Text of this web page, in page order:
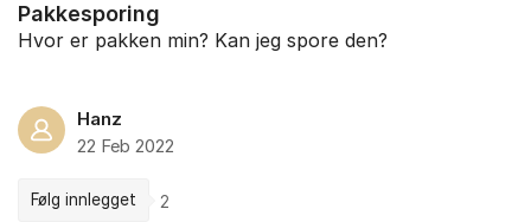
Pakkesporing
Hvor er pakken min? Kan jeg spore den?
Hanz
22 Feb 2022
Følg innlegget 2